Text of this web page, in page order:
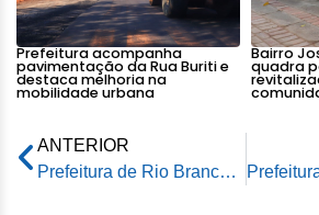
Prefeitura acompanha
pavimentação da Rua Buriti e
destaca melhoria na
mobilidade urbana
Bairro
quadra
ANTERIOR
Prefeitura de Rio Branco vistoria obras da nova ponte sobre o Igarapé Redenção no Apolônio Sales